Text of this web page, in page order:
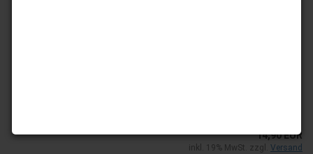
14,90 EUR
inkl. 19% MwSt. zzgl. Versand